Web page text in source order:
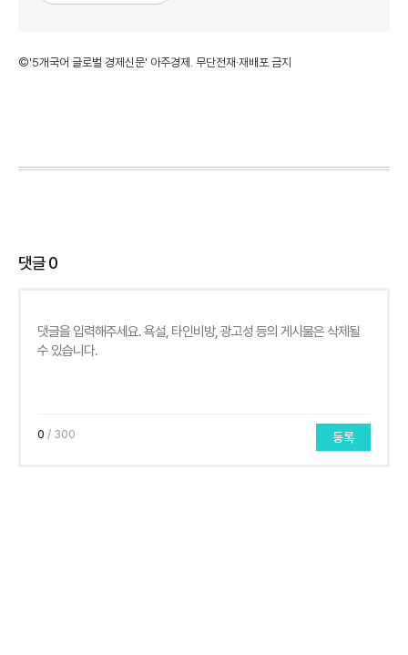
©'5개국어 글로벌 경제신문' 아주경제. 무단전재·재배포 금지
댓글0
0 / 300 등록